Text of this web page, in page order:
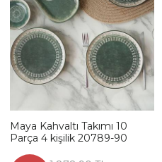
Maya Kahvaltı Takımı 10
Parça 4 kişilik 20789-90